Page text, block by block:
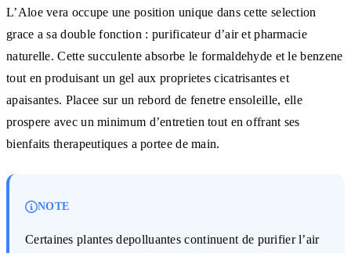
L’Aloe vera occupe une position unique dans cette selection
grace a sa double fonction : purificateur d’air et pharmacie
naturelle. Cette succulente absorbe le formaldehyde et le benzene
tout en produisant un gel aux proprietes cicatrisantes et
apaisantes. Placee sur un rebord de fenetre ensoleille, elle
prospere avec un minimum d’entretien tout en offrant ses
bienfaits therapeutiques a portee de main.
NOTE
Certaines plantes depolluantes continuent de purifier l’air